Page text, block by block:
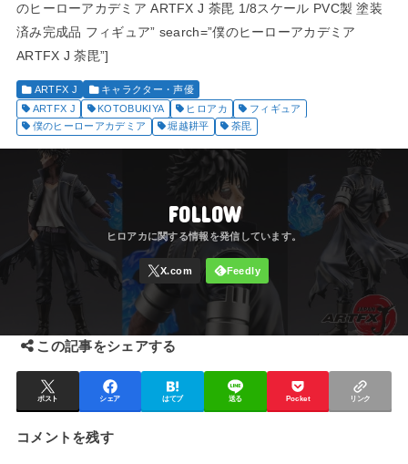
のヒーローアカデミア ARTFX J 荼毘 1/8スケール PVC製 塗装
済み完成品 フィギュア” search=”僕のヒーローアカデミア
ARTFX J 荼毘”]
ARTFX J
キャラクター・声優
ARTFX J
KOTOBUKIYA ヒロアカ
フィギュア
僕のヒーローアカデミア
堀越耕平 荼毘
FOLLOW
この記事をシェアする
ポスト シェア はてブ 送る Pocket リンク
コメントを残す